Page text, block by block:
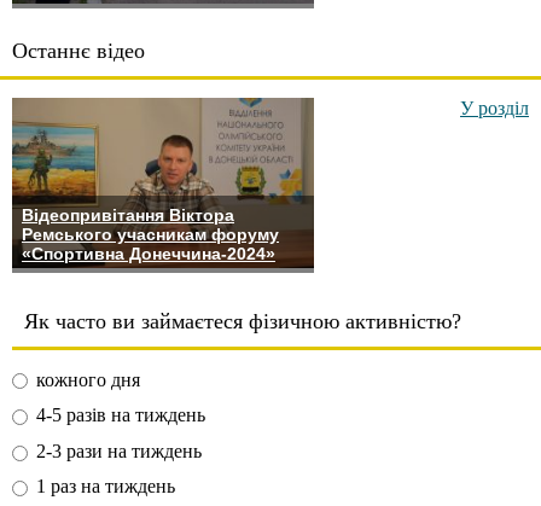
Останнє відео
Відеопривітання Віктора
Ремського учасникам форуму
«Спортивна Донеччина-2024»
У розділ
Як часто ви займаєтеся фізичною активністю?
кожного дня
4-5 разів на тиждень
2-3 рази на тиждень
1 раз на тиждень